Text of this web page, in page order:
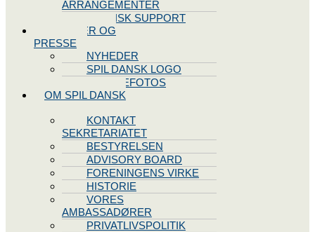
ARRANGEMENTER
TEKNISK SUPPORT
NYHEDER OG
PRESSE
NYHEDER
SPIL DANSK LOGO
PRESSEFOTOS
OM SPIL DANSK
KONTAKT
SEKRETARIATET
BESTYRELSEN
ADVISORY BOARD
FORENINGENS VIRKE
HISTORIE
VORES
AMBASSADØRER
PRIVATLIVSPOLITIK